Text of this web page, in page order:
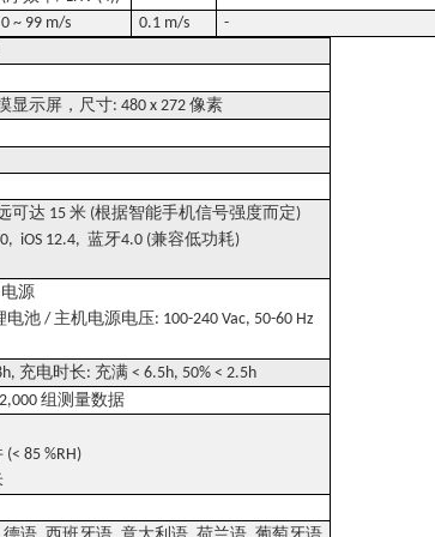
0 ~ 99 m/s 0.1 m/s
-
显示屏，尺寸: 480 x 272像素
可达 15米 (根据智能手机信号强度而定)
iOS 12.4,蓝牙4.0 (兼容低功耗)
电源
电池 /主机电源电压: 100-240 Vac, 50-60 Hz
充电时长: 充满 < 6.5h, 50% < 2.5h
2,000组测量数据
(< 85 %RH)